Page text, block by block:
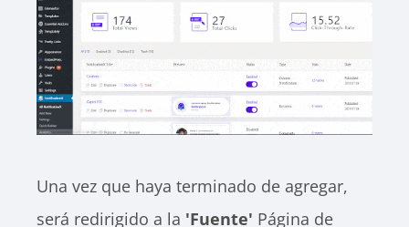
Una vez que haya terminado de agregar,
será redirigido a la 'Fuente' Página de